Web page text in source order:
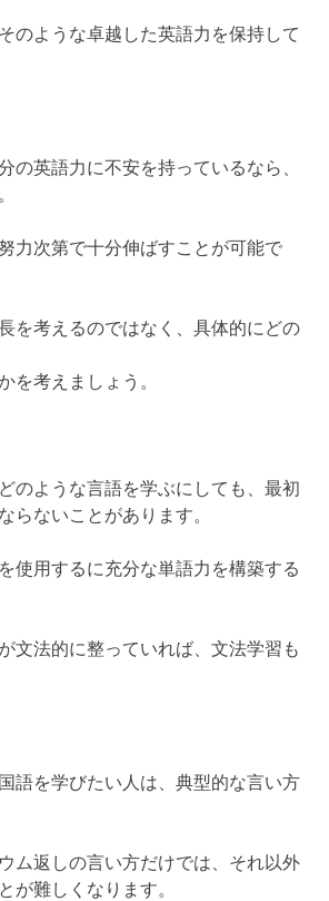
のような卓越した英語力を保持して
の英語力に不安を持っているなら、
力次第で十分伸ばすことが可能で
を考えるのではなく、具体的にどの
を考えましょう。
のような言語を学ぶにしても、最初
らないことがあります。
使用するに充分な単語力を構築する
文法的に整っていれば、文法学習も
語を学びたい人は、典型的な言い方
ム返しの言い方だけでは、それ以外
が難しくなります。